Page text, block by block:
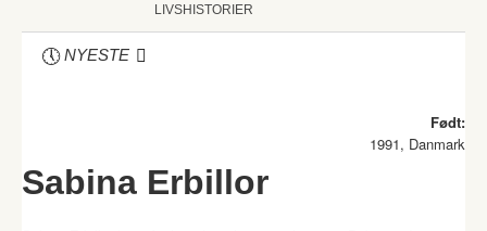
LIVSHISTORIER
NYESTE
Født:
1991, Danmark
Sabina Erbillor